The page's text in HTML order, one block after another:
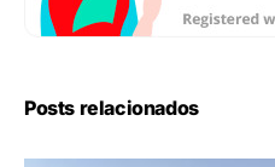
Posts relacionados